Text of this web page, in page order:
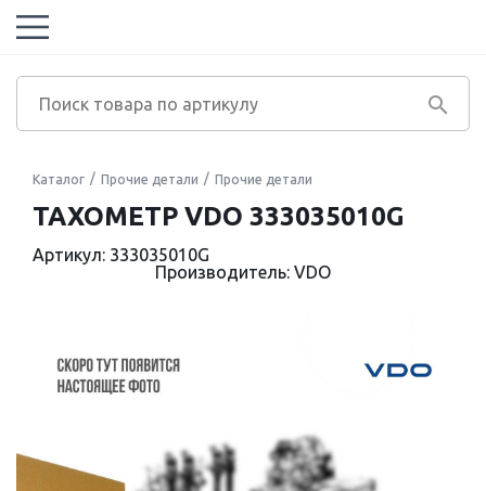
Каталог Прочие детали Прочие детали
ТАХОМЕТР VDO 333035010G
Артикул: 333035010G
Производитель: VDO